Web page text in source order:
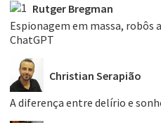
Rutger Bregman
Espionagem em massa, robôs
ChatGPT
Christian Serapião
A diferença entre delírio e